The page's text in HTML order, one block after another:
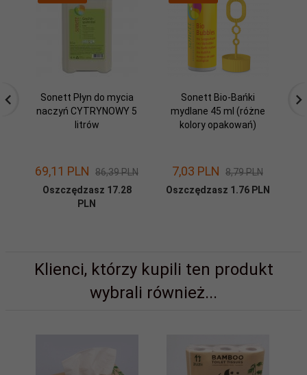
Sonett Płyn do mycia
naczyń CYTRYNOWY 5
litrów
69,11 PLN
86,39 PLN
Oszczędzasz 17.28
PLN
Sonett Bio-Bańki
mydlane 45 ml (różne
kolory opakowań)
7,03 PLN
8,79 PLN
Oszczędzasz 1.76 PLN
Klienci, którzy kupili ten produkt
wybrali również...